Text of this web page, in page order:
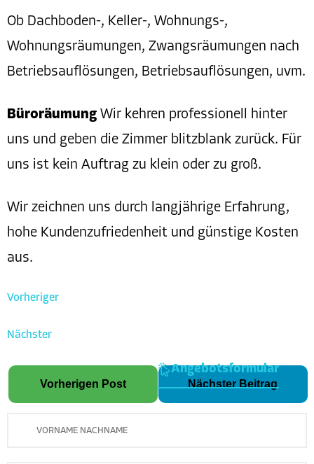
Ob Dachboden-, Keller-, Wohnungs-,
Wohnungsräumungen, Zwangsräumungen nach
Betriebsauflösungen, Betriebsauflösungen, uvm.
Büroräumung Wir kehren professionell hinter
uns und geben die Zimmer blitzblank zurück. Für
uns ist kein Auftrag zu klein oder zu groß.
Wir zeichnen uns durch langjährige Erfahrung,
hohe Kundenzufriedenheit und günstige Kosten
aus.
Vorheriger
Nächster
Vorherigen Post Nächster Beitrag
Angebotsformular